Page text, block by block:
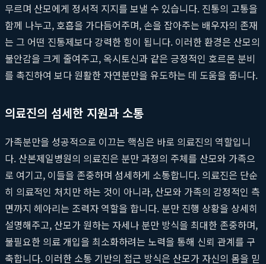
무르며 산모에게 정서적 지지를 보낼 수 있습니다. 진통의 고통을
함께 나누고, 호흡을 가다듬어주며, 손을 잡아주는 배우자의 존재
는 그 어떤 진통제보다 강력한 힘이 됩니다. 이러한 환경은 산모의
불안감을 크게 줄여주고, 옥시토신과 같은 긍정적인 호르몬 분비
를 촉진하여 보다 원활한 자연분만을 유도하는 데 도움을 줍니다.
의료진의 섬세한 지원과 소통
가족분만을 성공적으로 이끄는 핵심은 바로 의료진의 역할입니
다. 산본제일병원의 의료진은 분만 과정의 주체를 산모와 가족으
로 여기고, 이들을 존중하며 섬세하게 소통합니다. 의료진은 단순
히 의료적인 처치만 하는 것이 아니라, 산모와 가족의 감정적인 측
면까지 헤아리는 조력자 역할을 합니다. 분만 진행 상황을 상세히
설명해주고, 산모가 원하는 자세나 분만 방식을 최대한 존중하며,
불필요한 의료 개입을 최소화하려는 노력을 통해 신뢰 관계를 구
축합니다. 이러한 소통 기반의 접근 방식은 산모가 자신의 몸을 믿